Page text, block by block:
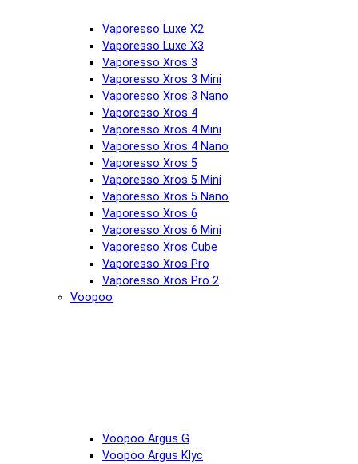
Vaporesso Luxe X2
Vaporesso Luxe X3
Vaporesso Xros 3
Vaporesso Xros 3 Mini
Vaporesso Xros 3 Nano
Vaporesso Xros 4
Vaporesso Xros 4 Mini
Vaporesso Xros 4 Nano
Vaporesso Xros 5
Vaporesso Xros 5 Mini
Vaporesso Xros 5 Nano
Vaporesso Xros 6
Vaporesso Xros 6 Mini
Vaporesso Xros Cube
Vaporesso Xros Pro
Vaporesso Xros Pro 2
Voopoo
Voopoo Argus G
Voopoo Argus Klyc